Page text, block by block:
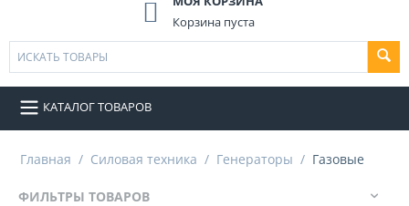
Корзина пуста
КАТАЛОГ ТОВАРОВ
Главная / Силовая техника / Генераторы / Газовые
ФИЛЬТРЫ ТОВАРОВ